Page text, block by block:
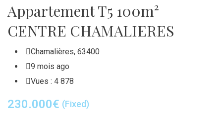
Appartement T5 100m²
CENTRE CHAMALIERES
Chamalières, 63400
9 mois ago
Vues : 4 878
230.000€ (Fixed)